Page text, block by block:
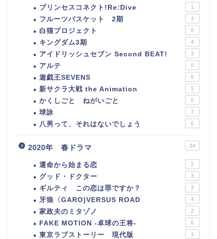
プリンセスコネクト!Re:Dive 1
フルーツバスケット 2期 4
白猫プロジェクト 8
キングダム3期 4
アイドリッシュセブン Second BEAT! 3
アルテ 6
遊戯王SEVENS 6
新サクラ大戦 the Animation 5
かくしごと ねがいごと 5
球詠 7
八男って、それはないでしょう 6
2020年 春ドラマ 34
運命から始まる恋 2
グッド・ドクター 3
ギルティ この恋は罪ですか？ 3
牙狼〈GARO)VERSUS ROAD 4
家政夫のミタゾノ 2
FAKE MOTION -卓球の王将- 6
東京ラブストーリー 現代版 1